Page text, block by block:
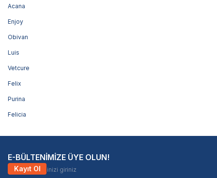
Acana
Enjoy
Obivan
Luis
Vetcure
Felix
Purina
Felicia
E-BÜLTENİMİZE ÜYE OLUN!
Kayıt Ol